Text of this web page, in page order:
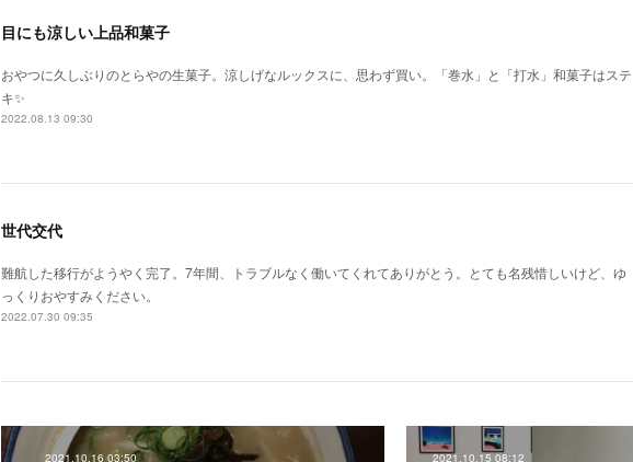
目にも涼しい上品和菓子
おやつに久しぶりのとらやの生菓子。涼しげなルックスに、思わず買い。「巻水」と「打水」和菓子はステ
キ✨
2022.08.13 09:30
世代交代
難航した移行がようやく完了。7年間、トラブルなく働いてくれてありがとう。とても名残惜しいけど、ゆ
っくりおやすみください。
2022.07.30 09:35
2021.10.16 03:50 2021.10.15 08:12